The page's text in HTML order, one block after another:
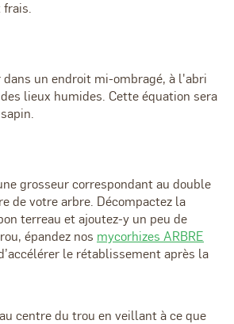
frais.
dans un endroit mi-ombragé, à l'abri
lieux humides. Cette équation sera
grosseur correspondant au double
de votre arbre. Décompactez la
terreau et ajoutez-y un peu de
épandez nos mycorhizes ARBRE
le rétablissement après la
centre du trou en veillant à ce que